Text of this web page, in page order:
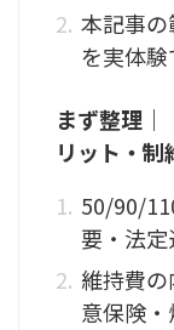
本記事
を実体
まず整理
リット・制
50/90/
要・法
維持費
意保険